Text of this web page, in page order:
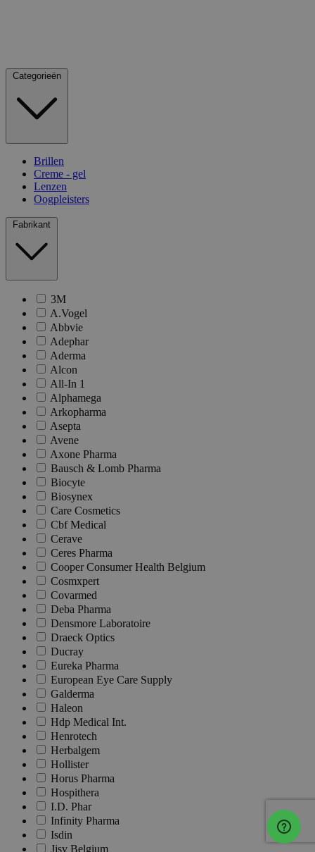
Categorieën
Brillen
Creme - gel
Lenzen
Oogpleisters
Fabrikant
3M
A.Vogel
Abbvie
Adephar
Aderma
Alcon
All-In 1
Alphamega
Arkopharma
Asepta
Avene
Axone Pharma
Bausch & Lomb Pharma
Biocyte
Biosynex
Care Cosmetics
Cbf Medical
Cerave
Ceres Pharma
Cooper Consumer Health Belgium
Cosmxpert
Covarmed
Deba Pharma
Densmore Laboratoire
Draeck Optics
Ducray
Eureka Pharma
European Eye Care Supply
Galderma
Haleon
Hdp Medical Int.
Henrotech
Herbalgem
Hollister
Horus Pharma
Hospithera
I.D. Phar
Infinity Pharma
Isdin
Jjsv Belgium